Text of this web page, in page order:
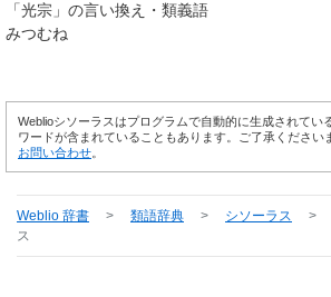
「光宗 」の言い換え・類義語
みつむね
Weblioシソーラスはプログラムで自動的に生成されてい
ワードが含まれていることもあります。ご了承ください
お問い合わせ
Weblio 辞書 > 類語辞典 > シソーラス >
ス